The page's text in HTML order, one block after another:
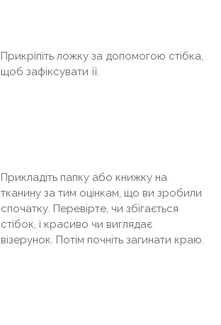
Прикріпіть ложку за допомогою стібка,
щоб зафіксувати її.
Прикладіть папку або книжку на
тканину за тим оцінкам, що ви зробили
спочатку. Перевірте, чи збігається
стібок, і красиво чи виглядає
візерунок. Потім почніть загинати краю.